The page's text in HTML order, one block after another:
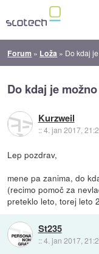
Forum » Loža » Do kdaj
Do kdaj je
Kurzweil
::4. jan 2017,
Lep pozdrav,
mene pa zanima, do
(recimo pomoč za
preteklo leto, torej leto
St235
::4. jan 2017,